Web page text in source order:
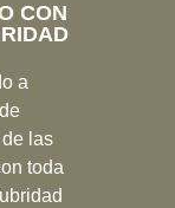
CON
a
las
toda